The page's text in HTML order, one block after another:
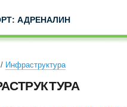
АДРЕНАЛИН
Инфраструктура